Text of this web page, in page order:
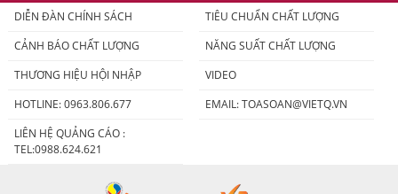
DIỄN ĐÀN CHÍNH SÁCH
TIÊU CHUẨN CHẤT LƯỢNG
CẢNH BÁO CHẤT LƯỢNG
NĂNG SUẤT CHẤT LƯỢNG
THƯƠNG HIỆU HỘI NHẬP
VIDEO
HOTLINE: 0963.806.677
EMAIL:TOASOAN@VIETQ.VN
LIÊN HỆ QUẢNG CÁO :
TEL:0988.624.621